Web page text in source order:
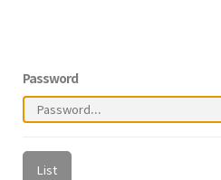
Password
List